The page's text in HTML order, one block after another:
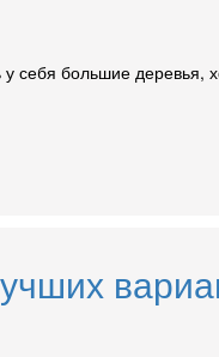
себя большие